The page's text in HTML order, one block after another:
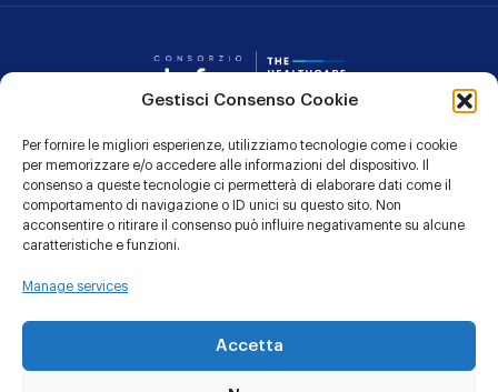
Gestisci Consenso Cookie
Per fornire le migliori esperienze, utilizziamo tecnologie come i cookie
per memorizzare e/o accedere alle informazioni del dispositivo. Il
consenso a queste tecnologie ci permetterà di elaborare dati come il
comportamento di navigazione o ID unici su questo sito. Non
acconsentire o ritirare il consenso può influire negativamente su alcune
caratteristiche e funzioni.
Manage services
Accetta
Consorzio
CONTATTI
PRIVACY POLICY
COOKIE POLICY
Linkedin